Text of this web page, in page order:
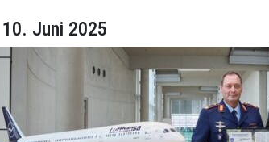
10. Juni 2025